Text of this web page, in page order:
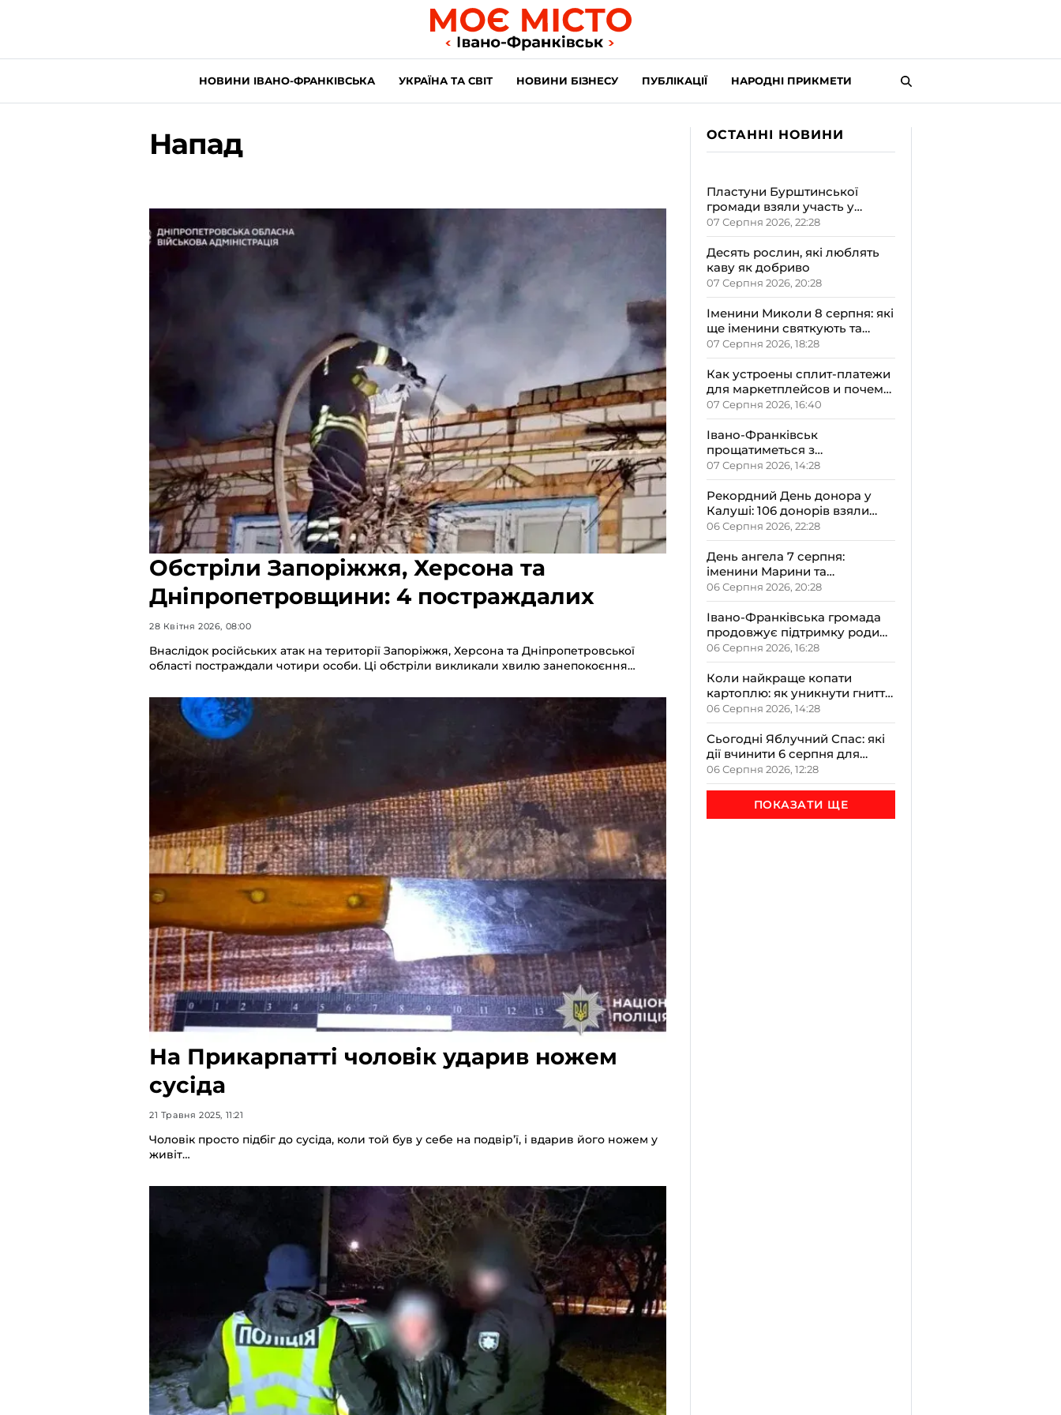
НОВИНИ ІВАНО-ФРАНКІВСЬКА УКРАЇНА ТА СВІТ НОВИНИ БІЗНЕСУ ПУБЛІКАЦІЇ НАРОДНІ ПРИКМЕТИ
Напад
Обстріли Запоріжжя, Херсона та
Дніпропетровщини: 4 постраждалих
28 Квітня 2026, 08:00
Внаслідок російських атак на території Запоріжжя, Херсона та Дніпропетровської
області постраждали чотири особи. Ці обстріли викликали хвилю занепокоєння…
На Прикарпатті чоловік ударив ножем
сусіда
21 Травня 2025, 11:21
Чоловік просто підбіг до сусіда, коли той був у себе на подвір’ї, і вдарив його ножем у
живіт…
ОСТАННІ НОВИНИ
Пластуни Бурштинської
громади взяли участь у
вишкільному таборі
«Гарт-2026»
07 Серпня 2026, 22:28
Десять рослин, які люблять
каву як добриво
07 Серпня 2026, 20:28
Іменини Миколи 8 серпня: які
ще іменини святкують та
якою буде осінь за
народними прикметами
07 Серпня 2026, 18:28
Как устроены сплит-платежи
для маркетплейсов и почему
это важно
07 Серпня 2026, 16:40
Івано-Франківськ
прощатиметься з
полковником Вадимом
Репецьким: вічна пам’ять
Герою
07 Серпня 2026, 14:28
Рекордний День донора у
Калуші: 106 донорів взяли
участь у виїзному заході
06 Серпня 2026, 22:28
День ангела 7 серпня:
іменини Марини та
Олександра – чому варто
відзначити його в сімейному
колі
06 Серпня 2026, 20:28
Івано-Франківська громада
продовжує підтримку родин
з новонародженими
малюками
06 Серпня 2026, 16:28
Коли найкраще копати
картоплю: як уникнути гниття
врожаю
06 Серпня 2026, 14:28
Сьогодні Яблучний Спас: які
дії вчинити 6 серпня для
залучення достатку та
злагоди в оселю
06 Серпня 2026, 12:28
ПОКАЗАТИ ЩЕ